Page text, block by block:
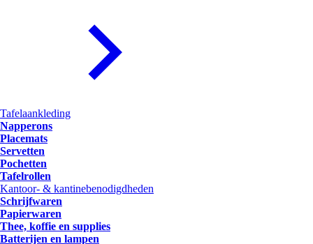
Tafelaankleding
Napperons
Placemats
Servetten
Pochetten
Tafelrollen
Kantoor- & kantinebenodigdheden
Schrijfwaren
Papierwaren
Thee, koffie en supplies
Batterijen en lampen